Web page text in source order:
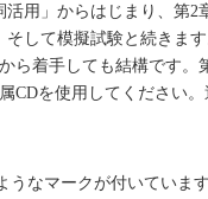
用」からはじまり、第
そして模擬試験と続きま
ら着手しても結構です
CDを使用してください
うなマークが付いていま